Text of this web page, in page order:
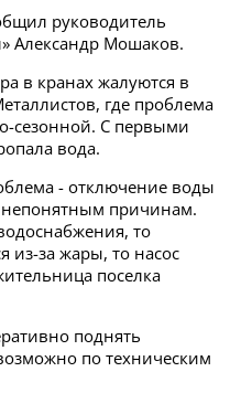
руководитель
Александр Мошаков.
в кранах жалуются в
где проблема
сезонной. С первыми
вода.
- отключение воды
причинам.
то
из-за жары, то насос
поселка
поднять
по техническим